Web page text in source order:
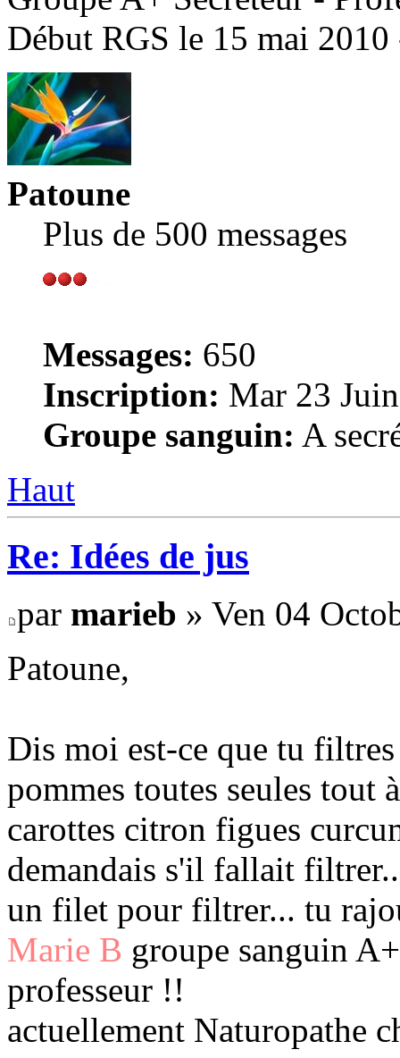
Début RGS le 15 mai
Patoune
Plus de 500 messages
Messages: 650
Inscription: Mar 23
Groupe sanguin: A
Haut
Re: Idées de jus
par marieb » Ven 04
Patoune,
Dis moi est-ce que tu
pommes toutes seules tout
carottes citron figues
demandais s'il fallait
un filet pour filtrer... tu
Marie B groupe sanguin
professeur !!
actuellement Naturopathe